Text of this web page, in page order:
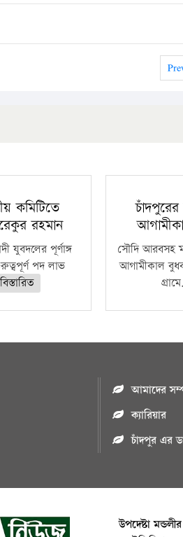
কমিটিতে
রহমান
যুবদলের পূর্ণাঙ্গ
পদ লাভ
বিস্তারিত
চাঁদপুরের
সৌদি আরবসহ
আগামীকাল
আমাদের
ক্যারিয়ার
চাঁদপুর এর
উপদেষ্টা